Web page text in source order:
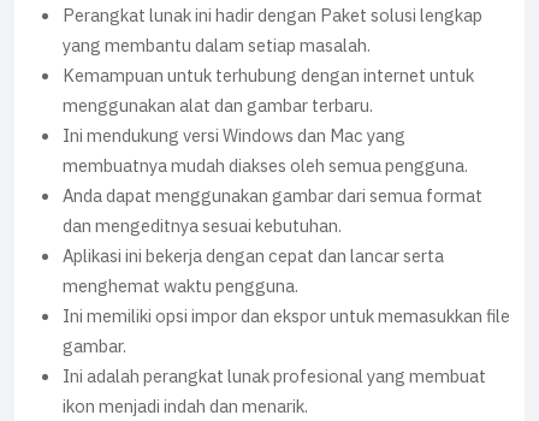
Perangkat lunak ini hadir dengan Paket solusi lengkap
yang membantu dalam setiap masalah.
Kemampuan untuk terhubung dengan internet untuk
menggunakan alat dan gambar terbaru.
Ini mendukung versi Windows dan Mac yang
membuatnya mudah diakses oleh semua pengguna.
Anda dapat menggunakan gambar dari semua format
dan mengeditnya sesuai kebutuhan.
Aplikasi ini bekerja dengan cepat dan lancar serta
menghemat waktu pengguna.
Ini memiliki opsi impor dan ekspor untuk memasukkan file
gambar.
Ini adalah perangkat lunak profesional yang membuat
ikon menjadi indah dan menarik.